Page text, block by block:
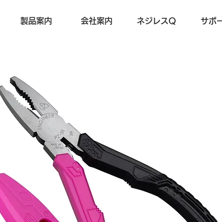
製品案内 会社案内 ネジレスQ サポ